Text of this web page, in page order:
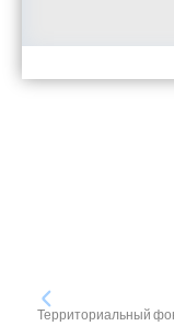
Территориальный